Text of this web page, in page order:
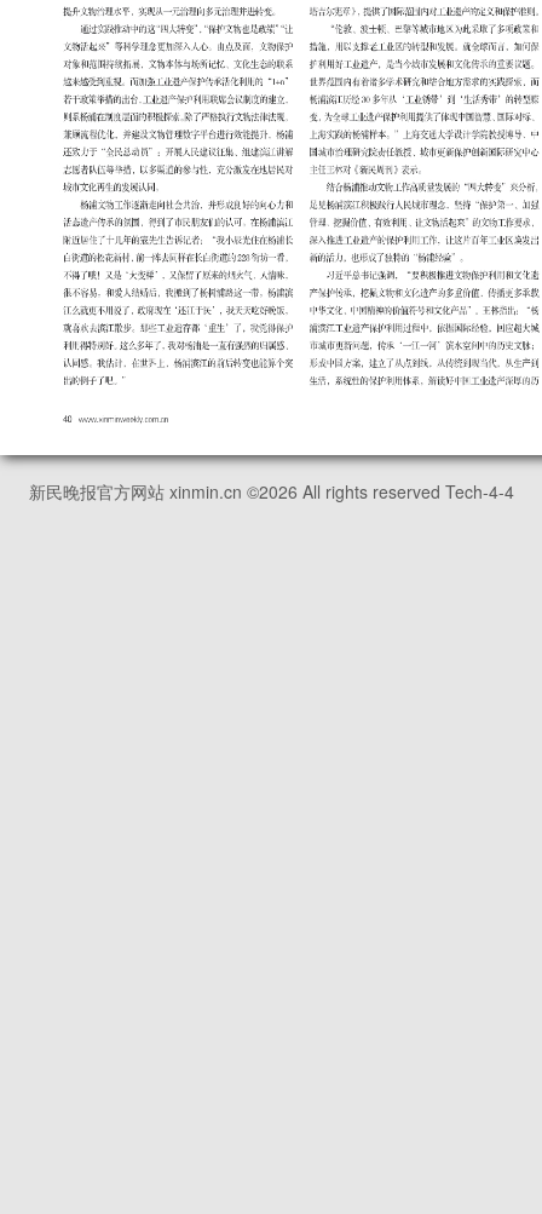
新民晚报官方网站 xinmin.cn ©2026 All rights reserved Tech-4-4